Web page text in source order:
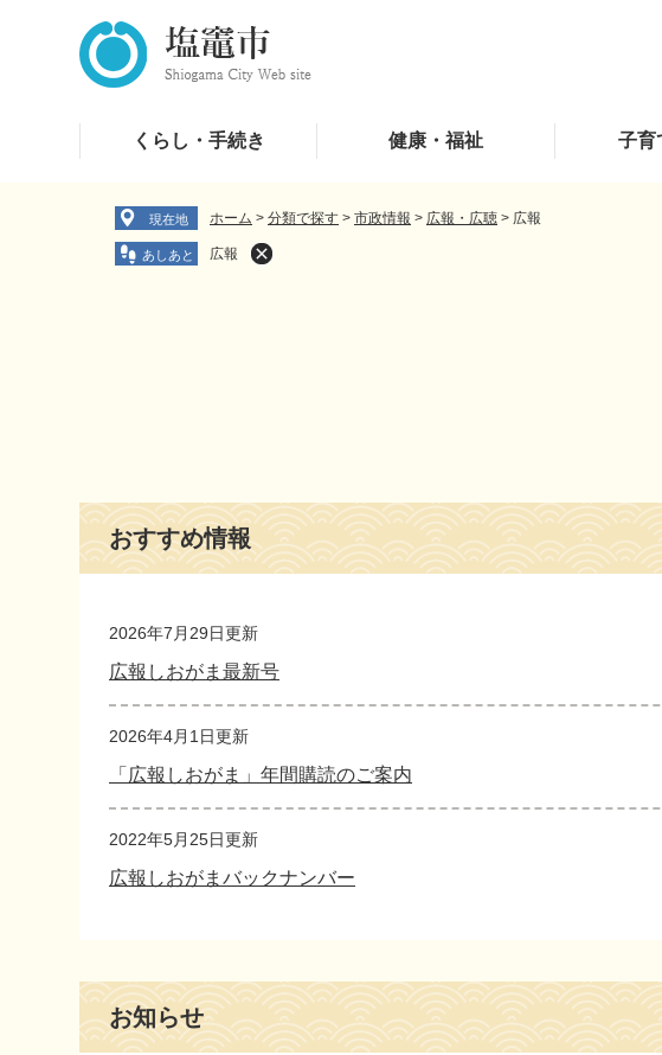
くらし・手続き 健康・福祉 子育
現在地 ホーム > 分類で探す > 市政情報 > 広報・広聴 > 広報
広報
本
文 おすすめ情報
2026年7月29日更新
広報しおがま最新号
2026年4月1日更新
「広報しおがま」年間購読のご案内
2022年5月25日更新
広報しおがまバックナンバー
お知らせ